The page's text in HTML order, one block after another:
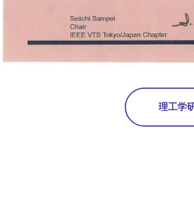
理工学